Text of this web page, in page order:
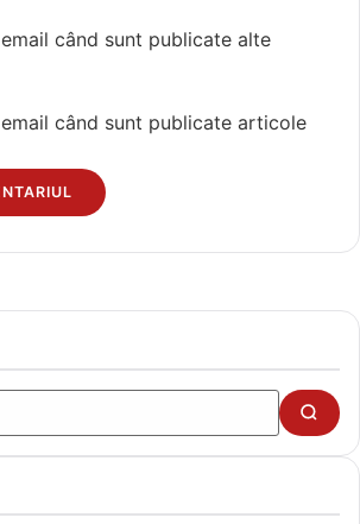
când sunt publicate alte
când sunt publicate articole
Cauta